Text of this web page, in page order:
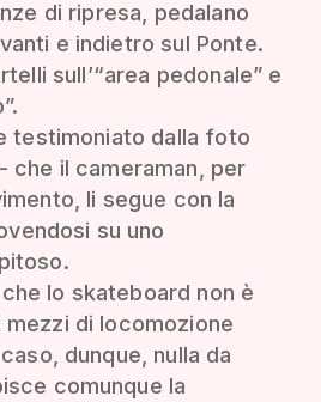
di ripresa, pedalano
e indietro sul Ponte.
sull’“area pedonale” e
testimoniato dalla foto
che il cameraman, per
li segue con la
su uno
lo skateboard non è
di locomozione
dunque, nulla da
comunque la